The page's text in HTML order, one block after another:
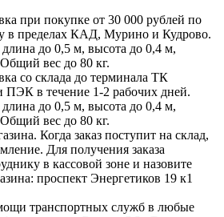
при покупке от 30 000 рублей по
в пределах КАД, Мурино и Кудрово.
до 0,5 м, высота до 0,4 м,
вес до 80 кг.
со склада до терминала ТК
в течение 1-2 рабочих дней.
до 0,5 м, высота до 0,4 м,
вес до 80 кг.
Когда заказ поступит на склад,
Для получения заказа
в кассовой зоне и назовите
проспект Энергетиков 19 к1
транспортных служб в любые